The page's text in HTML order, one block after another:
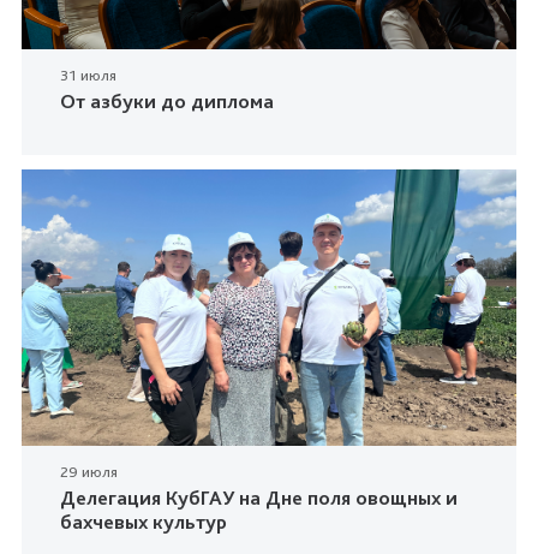
31 июля
От азбуки до диплома
29 июля
Делегация КубГАУ на Дне поля овощных и
бахчевых культур